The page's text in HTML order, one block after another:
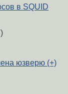
в SQUID
юзверю (+)